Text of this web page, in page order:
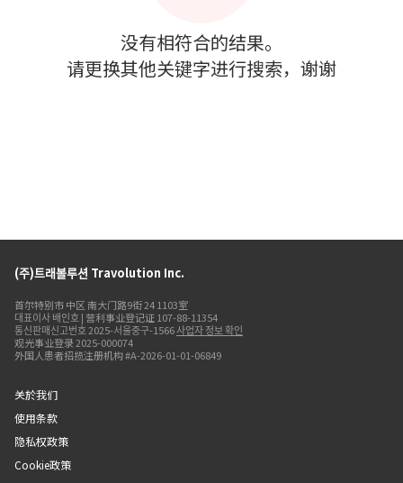
没有相符合的结果。
请更换其他关键字进行搜索，谢谢
(주)트래볼루션 Travolution Inc.
首尔特别市 中区 南大门路9街 24 1103室
대표이사 배인호 | 营利事业登记证 107-88-11354
통신판매신고번호 2025-서울중구-1566사업자 정보 확인
观光事业登录 2025-000074
外国人患者招揽注册机构 #A-2026-01-01-06849
关於我们
使用条款
隐私权政策
Cookie政策